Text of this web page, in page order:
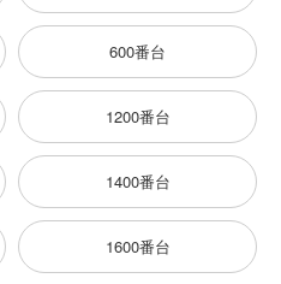
600番台
1200番台
1400番台
1600番台